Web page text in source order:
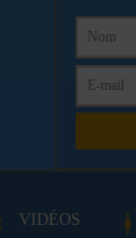
VIDÉOS